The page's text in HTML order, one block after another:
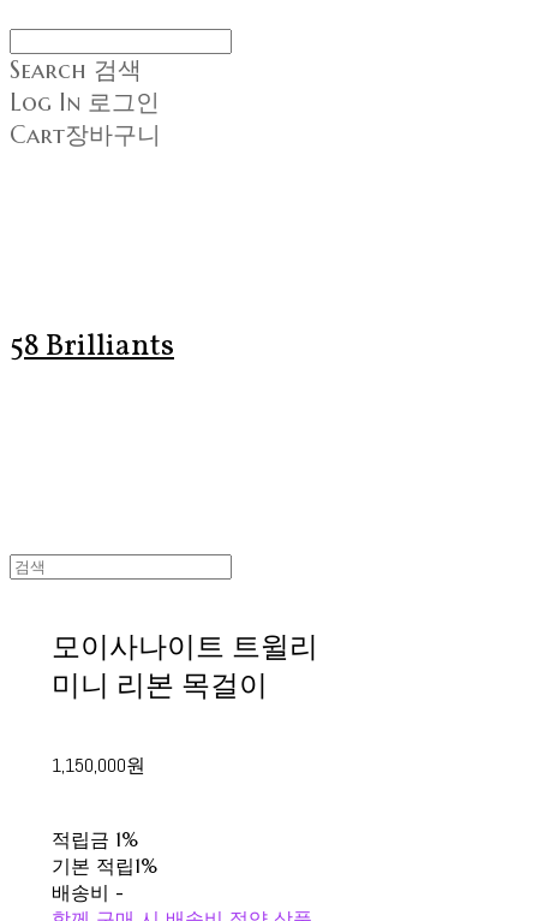
Search 검색
Log In 로그인
Cart장바구니
58 Brilliants
모이사나이트 트윌리
미니 리본 목걸이
1,150,000원
적립금 1%
기본 적립1%
배송비 -